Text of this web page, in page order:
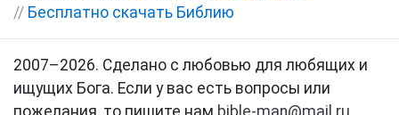
// Бесплатно скачать Библию
2007–2026. Сделано с любовью для любящих и
ищущих Бога. Если у вас есть вопросы или